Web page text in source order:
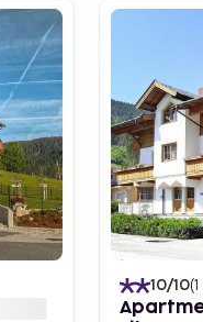
10/10(1